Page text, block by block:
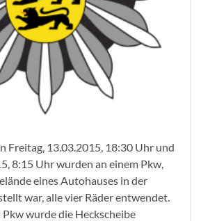
Freitag, 13.03.2015, 18:30 Uhr und
8:15 Uhr wurden an einem Pkw,
eines Autohauses in der
war, alle vier Räder entwendet.
wurde die Heckscheibe